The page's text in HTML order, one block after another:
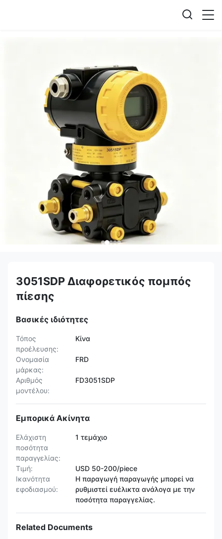
3051SDP Διαφορετικός πομπός
πίεσης
Βασικές ιδιότητες
Τόπος
προέλευσης:
Κίνα
Ονομασία
μάρκας:
FRD
Αριθμός
μοντέλου:
FD3051SDP
Εμπορικά Ακίνητα
Ελάχιστη
ποσότητα
παραγγελίας:
1 τεμάχιο
Τιμή:
USD 50-200/piece
Ικανότητα
εφοδιασμού:
Η παραγωγή παραγωγής μπορεί να
ρυθμιστεί ευέλικτα ανάλογα με την
ποσότητα παραγγελίας.
Related Documents